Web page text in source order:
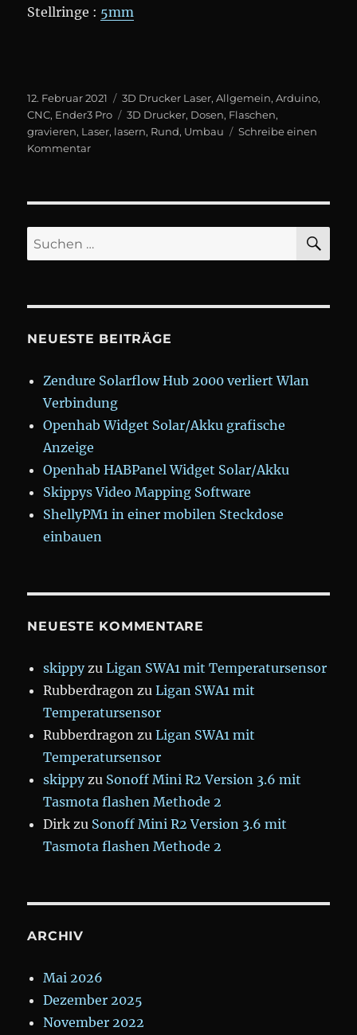
Stellringe : 5mm
Veröffentlicht
am
12. Februar 2021 Kategorien
3D Drucker Laser,Allgemein,Arduino,
CNC, Ender3 Pro Schlagwörter
3D Drucker, Dosen, Flaschen,
gravieren, Laser, lasern, Rund, Umbau
Schreibe einen
Kommentarzu
Yaster
V1
um
lasern
Suchen
nach:
NEUESTE BEITRÄGE
Zendure Solarflow Hub 2000 verliert Wlan
Verbindung
Openhab Widget Solar/Akku grafische
Anzeige
Openhab HABPanel Widget Solar/Akku
Skippys Video Mapping Software
ShellyPM1 in einer mobilen Steckdose
einbauen
NEUESTE KOMMENTARE
skippyzuLigan SWA1 mit Temperatursensor
Rubberdragon zuLigan SWA1 mit
Temperatursensor
Rubberdragon zuLigan SWA1 mit
Temperatursensor
skippyzu Sonoff Mini R2 Version 3.6 mit
Tasmota flashen Methode 2
Dirk zu Sonoff Mini R2 Version 3.6 mit
Tasmota flashen Methode 2
ARCHIV
Mai 2026
Dezember 2025
November 2022